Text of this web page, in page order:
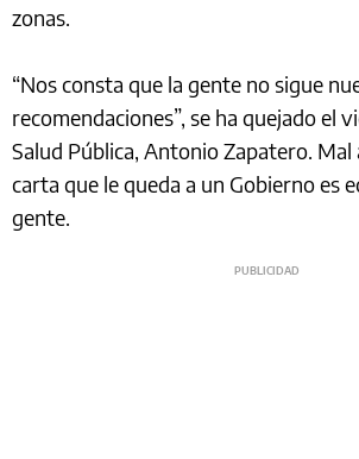
zonas.
“Nos consta que la gente no sigue
recomendaciones”, se ha quejado el
Salud Pública, Antonio Zapatero. Mal
carta que le queda a un Gobierno es
gente.